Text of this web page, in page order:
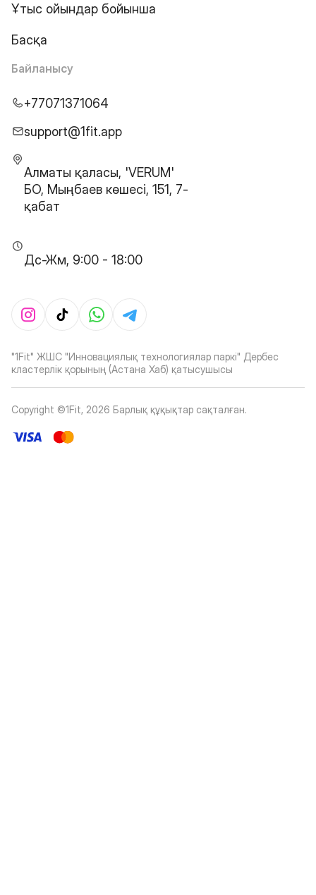
Ұтыс ойындар бойынша
Басқа
Байланысу
+77071371064
support@1fit.app
Алматы қаласы, 'VERUM'
БО, Мыңбаев көшесі, 151, 7-
қабат
Дс-Жм, 9:00 - 18:00
"1Fit" ЖШС "Инновациялық технологиялар паркі" Дербес
кластерлік қорының (Астана Хаб) қатысушысы
Copyright ©1Fit, 2026 Барлық құқықтар сақталған.